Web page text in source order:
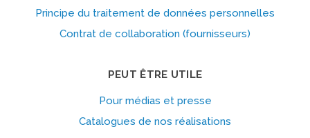
Principe du traitement de données personnelles
Contrat de collaboration (fournisseurs)
PEUT ÊTRE UTILE
Pour médias et presse
Catalogues de nos réalisations